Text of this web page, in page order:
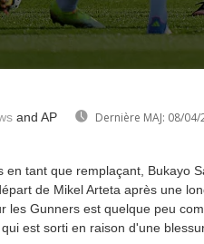
and AP Dernière MAJ: 08/04/
en tant que remplaçant, Bukayo
de Mikel Arteta après une
les Gunners est quelque peu
est sorti en raison d'une